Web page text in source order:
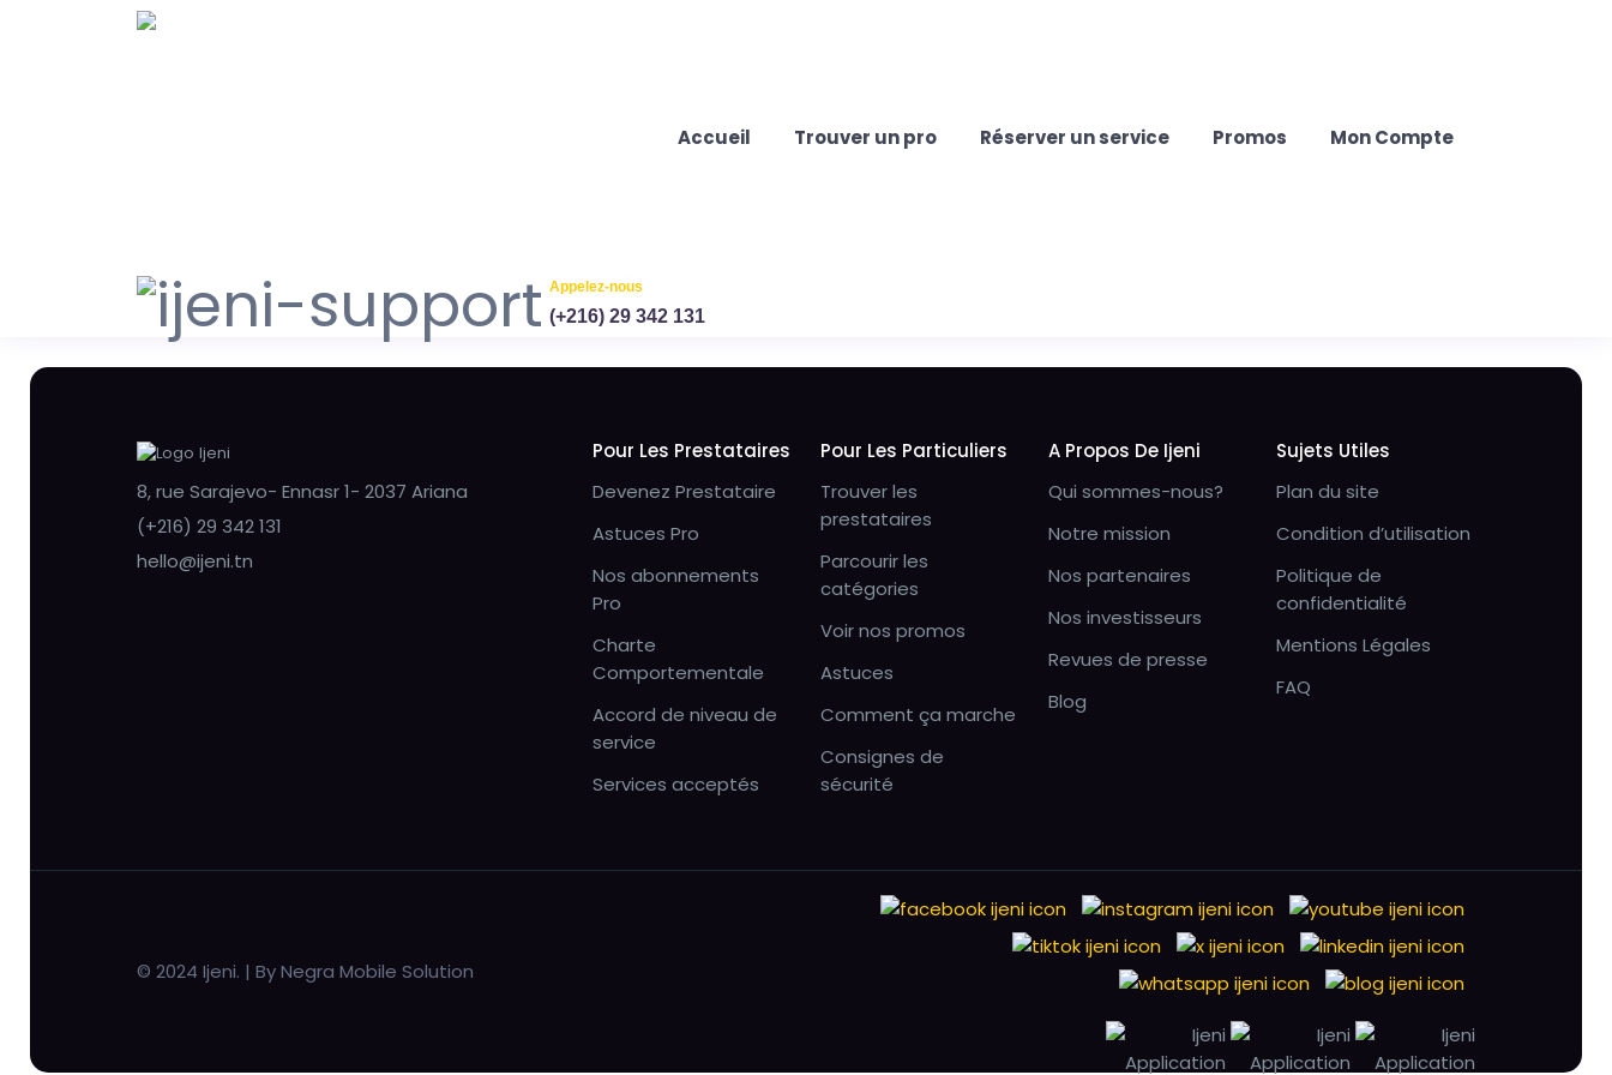
Accueil Trouver un pro Réserver un service Promos Mon Compte
Appelez-nous
(+216) 29 342 131
8, rue Sarajevo- Ennasr 1- 2037 Ariana
(+216) 29 342 131
hello@ijeni.tn
Pour Les Prestataires
Devenez Prestataire
Astuces Pro
Nos abonnements
Pro
Charte
Comportementale
Accord de niveau de
service
Services acceptés
Pour Les Particuliers
Trouver les
prestataires
Parcourir les
catégories
Voir nos promos
Astuces
Comment ça marche
Consignes de
sécurité
A Propos De Ijeni
Qui sommes-nous?
Notre mission
Nos partenaires
Nos investisseurs
Revues de presse
Blog
Sujets Utiles
Plan du site
Condition d’utilisation
Politique de
confidentialité
Mentions Légales
FAQ
© 2024 Ijeni. | By Negra Mobile Solution